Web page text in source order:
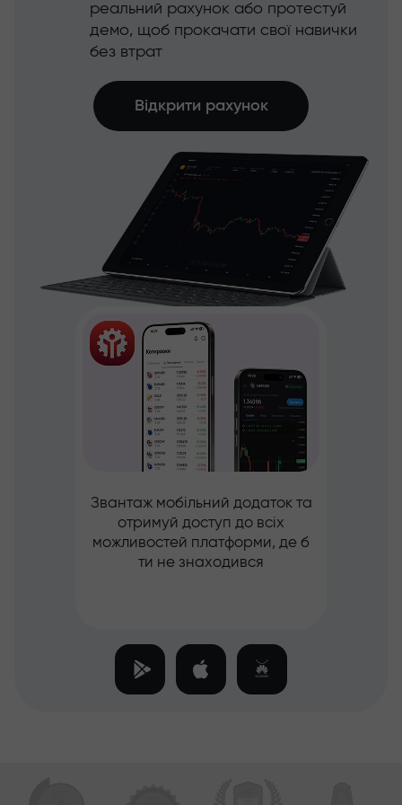
реальний рахунок або протестуй
демо, щоб прокачати свої навички
без втрат
Відкрити рахунок
Звантаж мобільний додаток та
отримуй доступ до всіх
можливостей платформи, де б
ти не знаходився